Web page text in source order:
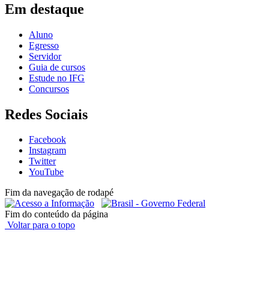
Em destaque
Aluno
Egresso
Servidor
Guia de cursos
Estude no IFG
Concursos
Redes Sociais
Facebook
Instagram
Twitter
YouTube
Fim da navegação de rodapé
Fim do conteúdo da página
Voltar para o topo